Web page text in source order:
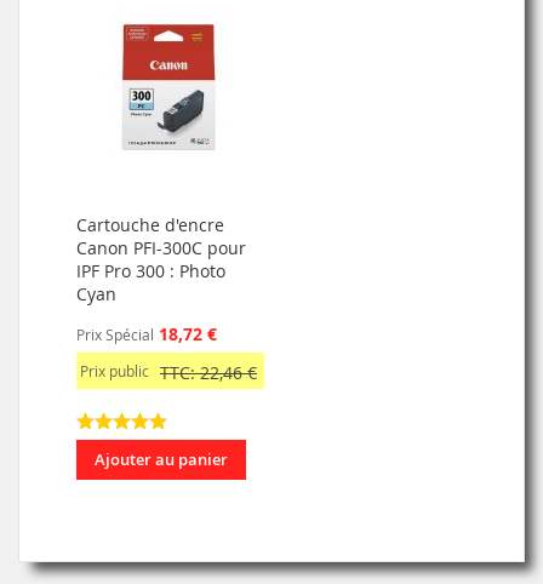
Cartouche d'encre
Canon PFI-300C pour
IPF Pro 300 : Photo
Cyan
Prix Spécial 18,72 €
Prix public TTC: 22,46 €
Ajouter au panier